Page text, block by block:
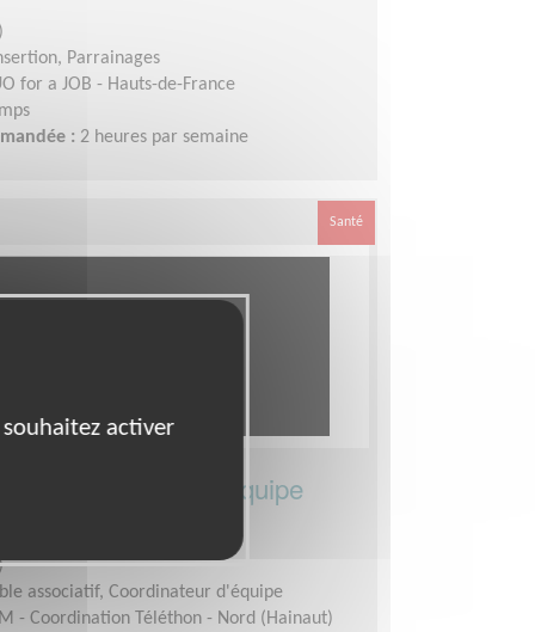
Parrainages
for a JOB - Hauts-de-France
: 2 heures par semaine
Santé
départemental d’équipe
associatif, Coordinateur d'équipe
- Coordination Téléthon - Nord (Hainaut)
activer